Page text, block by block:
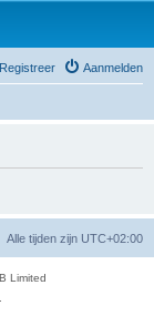
Aanmelden
Registreer
Alle tijden zijn UTC+02:00
Limited